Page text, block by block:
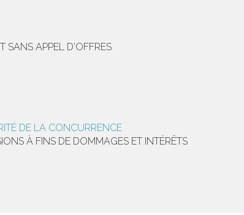
SANS APPEL D'OFFRES
DE LA CONCURRENCE
À FINS DE DOMMAGES ET INTÉRÊTS